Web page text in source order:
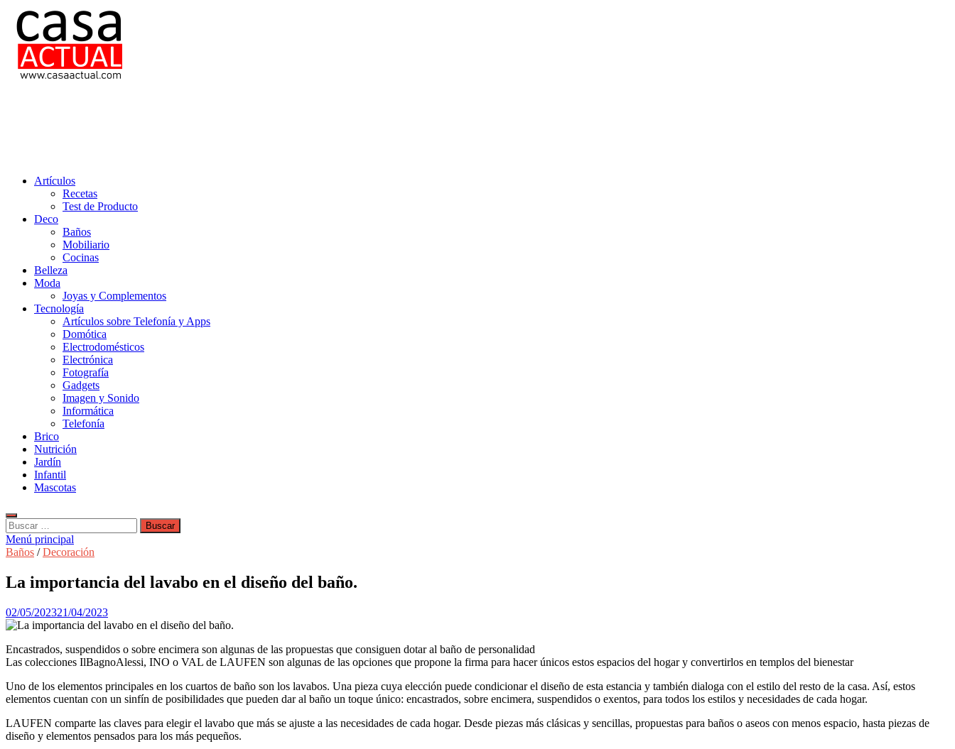
Saltar
contenido
Artículos
Recetas
Test de Producto
Deco
Baños
Mobiliario
Cocinas
Belleza
Moda
Joyas y Complementos
Tecnología
Artículos sobre Telefonía y Apps
Domótica
Electrodomésticos
Electrónica
Fotografía
Gadgets
Imagen y Sonido
Informática
Telefonía
Brico
Nutrición
Jardín
Infantil
Mascotas
Buscar:
Menú principal
Baños /Decoración
La importancia del lavabo en el diseño del baño.
02/05/202321/04/2023
Encastrados, suspendidos o sobre encimera son algunas de las propuestas que consiguen dotar al baño de personalidad
Las colecciones IlBagnoAlessi, INO o VAL de LAUFEN son algunas de las opciones que propone la firma para hacer únicos estos espacios del hogar y convertirlos en templos del bienestar
Uno de los elementos principales en los cuartos de baño son los lavabos. Una pieza cuya elección puede condicionar el diseño de esta estancia y también dialoga con el estilo del resto de la casa. Así, estos
elementos cuentan con un sinfín de posibilidades que pueden dar al baño un toque único: encastrados, sobre encimera, suspendidos o exentos, para todos los estilos y necesidades de cada hogar.
LAUFEN comparte las claves para elegir el lavabo que más se ajuste a las necesidades de cada hogar. Desde piezas más clásicas y sencillas, propuestas para baños o aseos con menos espacio, hasta piezas de
diseño y elementos pensados para los más pequeños.